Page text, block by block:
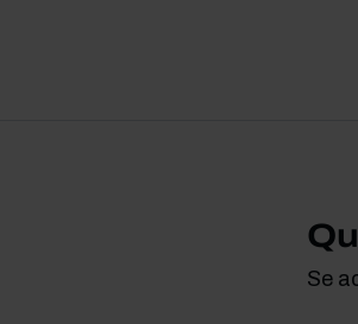
Se